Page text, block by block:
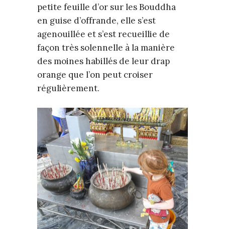
petite feuille d’or sur les Bouddha
en guise d’offrande, elle s’est
agenouillée et s’est recueillie de
façon très solennelle à la manière
des moines habillés de leur drap
orange que l’on peut croiser
régulièrement.